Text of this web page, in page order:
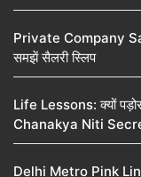
Private Company
समझें सैलरी स्लिप
Life Lessons: क्यों
Chanakya Niti
Delhi Metro Pink Line